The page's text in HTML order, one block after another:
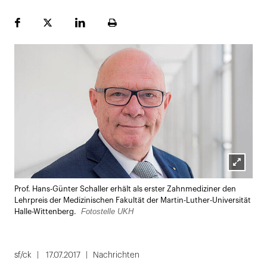
FacebookPlattformLinekdInSeite
Lightbox
öffnen
Prof. Hans-Günter Schaller erhält als erster Zahnmediziner den
Lehrpreis der Medizinischen Fakultät der Martin-Luther-Universität
Halle-Wittenberg.
Fotostelle UKH
sf/ck 17.07.2017 Nachrichten